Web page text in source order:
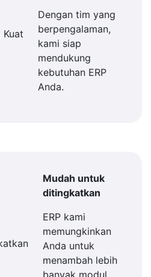
Dengan tim yang
berpengalaman,
kami siap
mendukung
kebutuhan ERP
Anda.
Mudah untuk
ditingkatkan
ERP kami
memungkinkan
Anda untuk
menambah lebih